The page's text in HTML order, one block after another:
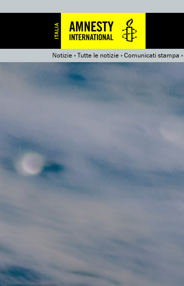
Notizie»Tutte le notizie»Comunicati stampa »